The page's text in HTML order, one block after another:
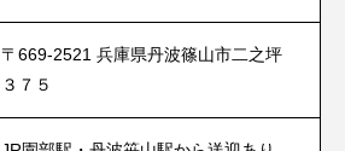
〒669-2521 兵庫県丹波篠山市二之坪
３７５